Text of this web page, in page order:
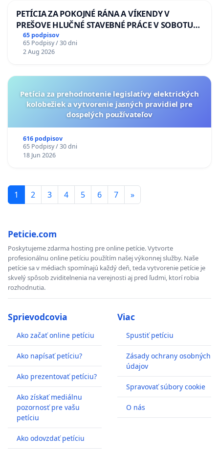
PETÍCIA ZA POKOJNÉ RÁNA A VÍKENDY V
PREŠOVE HLUČNÉ STAVEBNÉ PRÁCE V SOBOTU
LEN OD 9.00 DO 13.00 HOD., CEZ PRACOVNÝ
TÝŽDEŇ CIEĽ 8.00 – 18.00 HOD. A PRAVIDELNÁ
KONTROLA STAVBY C-AREA NA
65 podpisov
65 Podpisy / 30 dni
2 Aug 2026
Petícia za prehodnotenie legislatívy elektrických
kolobežiek a vytvorenie jasných pravidiel pre
dospelých používateľov
616 podpisov
65 Podpisy / 30 dni
18 Jun 2026
1 2 3 4 5 6 7 »
Peticie.com
Poskytujeme zdarma hosting pre online petície. Vytvorte
profesionálnu online petíciu použítím našej výkonnej služby. Naše
petície sa v médiach spomínajú každý deň, teda vytvorenie petície je
skvelý spôsob zviditelnenia na verejnosti aj pred ľudmi, ktorí robia
rozhodnutia.
Sprievodcovia
Ako začať online petíciu
Ako napísať petíciu?
Ako prezentovať petíciu?
Ako získať mediálnu
pozornosť pre vašu
petíciu
Ako odovzdať petíciu
Viac
Spustiť petíciu
Zásady ochrany osobných
údajov
Spravovať súbory cookie
O nás